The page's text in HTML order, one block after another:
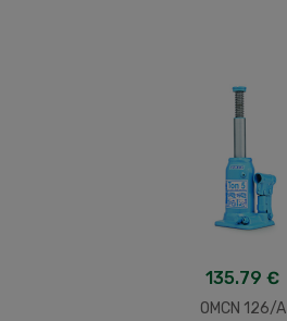
135.79 €
OMCN 126/A